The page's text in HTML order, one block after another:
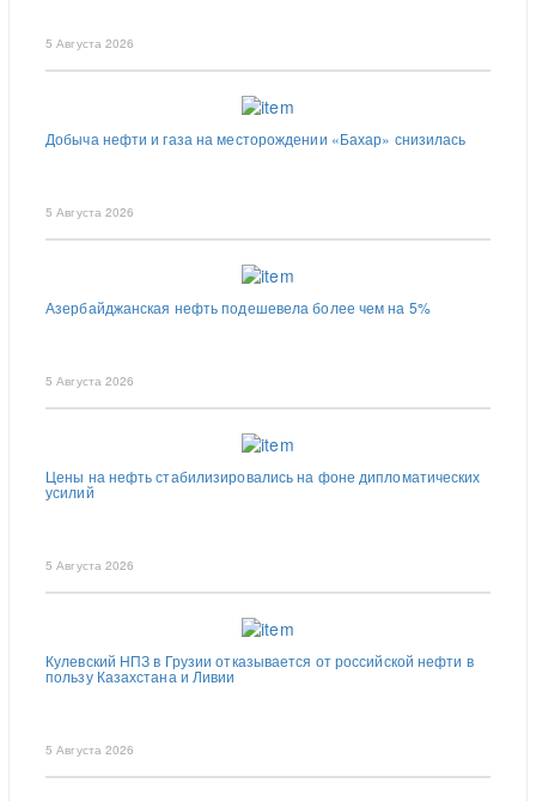
5 Августа 2026
Добыча нефти и газа на месторождении «Бахар» снизилась
5 Августа 2026
Азербайджанская нефть подешевела более чем на 5%
5 Августа 2026
Цены на нефть стабилизировались на фоне дипломатических
усилий
5 Августа 2026
Кулевский НПЗ в Грузии отказывается от российской нефти в
пользу Казахстана и Ливии
5 Августа 2026